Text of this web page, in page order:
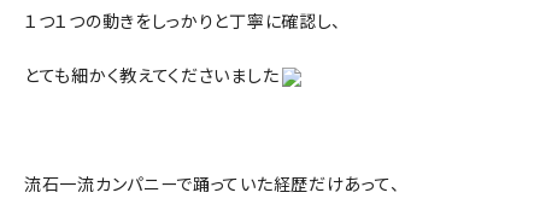
１つ１つの動きをしっかりと丁寧に確認し、
とても細かく教えてくださいました
流石一流カンパニーで踊っていた経歴だけあって、